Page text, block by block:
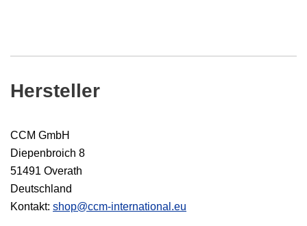
Hersteller
CCM GmbH
Diepenbroich 8
51491 Overath
Deutschland
Kontakt: shop@ccm-international.eu